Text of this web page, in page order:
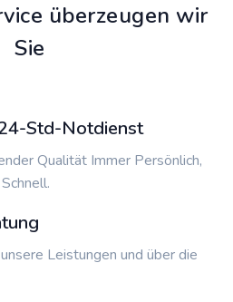
überzeugen wir
Sie
Std-Notdienst
Qualität Immer Persönlich,
Leistungen und über die